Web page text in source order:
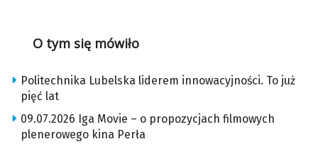
O tym się mówiło
Politechnika Lubelska liderem innowacyjności. To już
pięć lat
09.07.2026 Iga Movie – o propozycjach filmowych
plenerowego kina Perła